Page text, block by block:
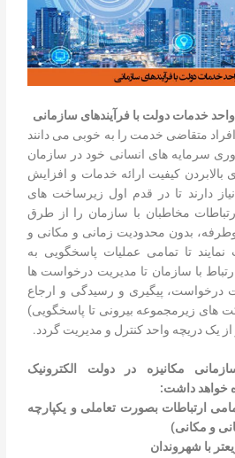
خدمات دولت با فرآیندهای سازمانی
متقاضی خدمت را به خوبی می دانند
سرمایه های انسانی خود در سازمان
بالابردن کیفیت ارائه خدمات و افزایش
دارند تا در قدم اول زیرساخت های
مخاطبان با سازمان را از طرق
بدون محدودیت زمانی و مکانی و
تا تمامی عملیات پاسخگویی به
با سازمان تا مدیریت درخواست ها
درخواست، پیگیری و رسیدگی و ارجاع
های زیرمجموعه بیرونی تا پاسخگویی)
یک دریچه واحد کنترل و مدیریت گردد.
مکانیزه در دولت الکترونیک
خواهد داشت:
ارتباطات بصورت تعاملی و یکپارچه
و مکانی)
با شهروندان